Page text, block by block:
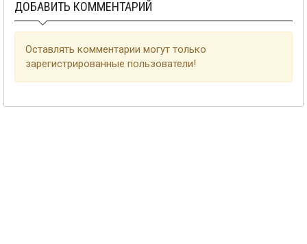
ДОБАВИТЬ КОММЕНТАРИЙ
Оставлять комментарии могут только
зарегистрированные пользователи!